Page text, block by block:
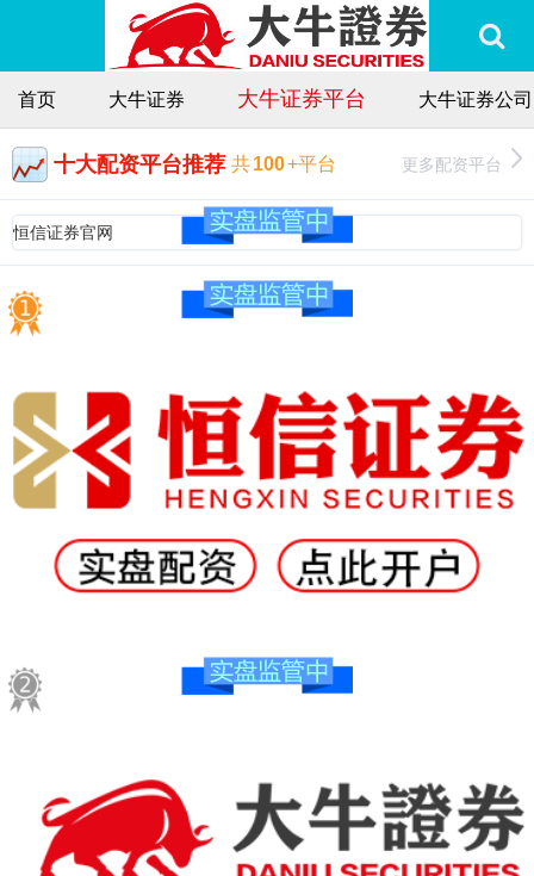
首页 大牛证券 大牛证券平台 大牛证券公司
十大配资平台推荐 共100+平台 更多配资平台
恒信证券官网